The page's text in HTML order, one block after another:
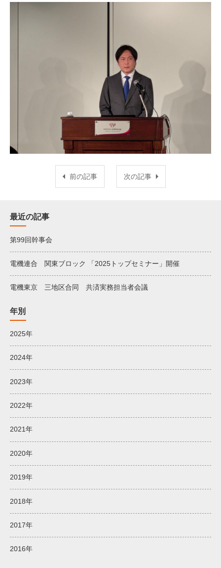
前の記事 次の記事
最近の記事
第99回幹事会
電機連合 関東ブロック 「2025トップセミナー」開催
電機東京 三地区合同 共済実務担当者会議
年別
2025年
2024年
2023年
2022年
2021年
2020年
2019年
2018年
2017年
2016年